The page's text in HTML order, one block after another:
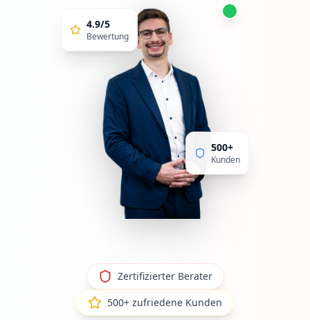
Zertifizierter Berater
500+ zufriedene Kunden
4.9/5
Bewertung
500+
Kunden